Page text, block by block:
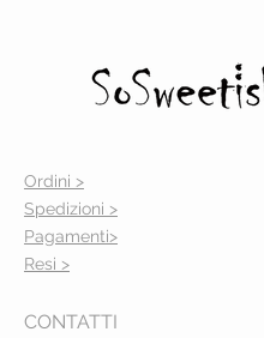
Ordini >
Spedizioni >
Pagamenti>
Resi >
CONTATTI